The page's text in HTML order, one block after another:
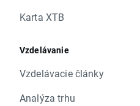
Karta XTB
Vzdelávanie
Vzdelávacie články
Analýza trhu